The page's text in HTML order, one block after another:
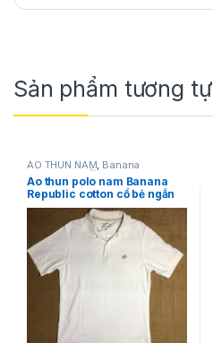
Sản phẩm tương tự
ÁO THUN NAM, Banana
Republic THỜI TRANG NAM
Áo thun polo nam Banana
Republic cotton cổ bẻ ngắn
tay màu trắng size S hàng
mỹ chính hãng